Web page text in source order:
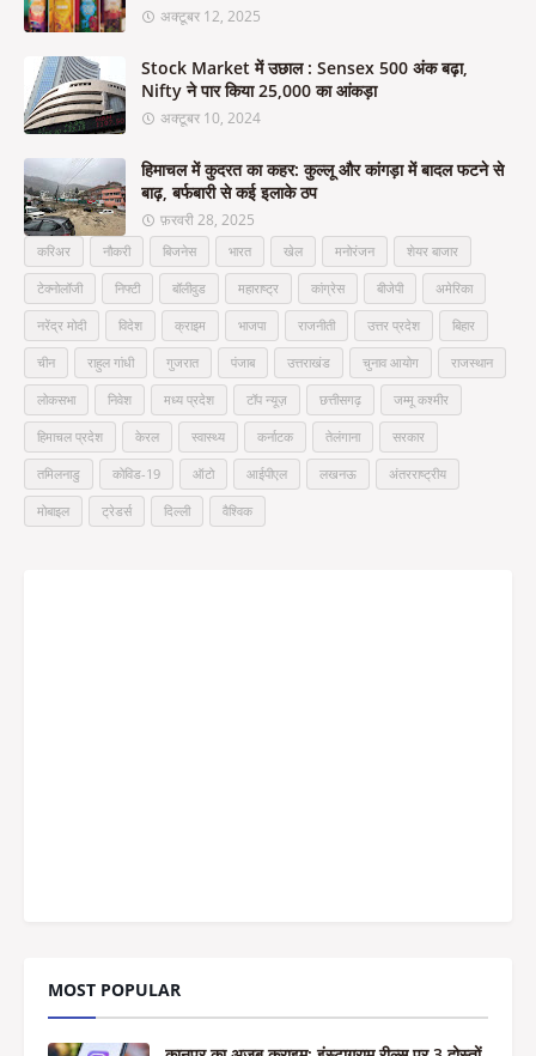
अक्टूबर 12, 2025
Stock Market में उछाल : Sensex 500 अंक बढ़ा,
Nifty ने पार किया 25,000 का आंकड़ा
अक्टूबर 10, 2024
हिमाचल में कुदरत का कहर: कुल्लू और कांगड़ा में बादल फटने से
बाढ़, बर्फबारी से कई इलाके ठप
फ़रवरी 28, 2025
करिअर नौकरी बिजनेस भारत खेल मनोरंजन शेयर बाजार
टेक्नोलॉजी निफ्टी बॉलीवुड महाराष्ट्र कांग्रेस बीजेपी अमेरिका
नरेंद्र मोदी विदेश क्राइम भाजपा राजनीती उत्तर प्रदेश बिहार
चीन राहुल गांधी गुजरात पंजाब उत्तराखंड चुनाव आयोग राजस्थान
लोकसभा निवेश मध्य प्रदेश टॉप न्यूज़ छत्तीसगढ़ जम्मू कश्मीर
हिमाचल प्रदेश केरल स्वास्थ्य कर्नाटक तेलंगाना सरकार
तमिलनाडु कोविड-19 ऑटो आईपीएल लखनऊ अंतरराष्ट्रीय
मोबाइल ट्रेडर्स दिल्ली वैश्विक
MOST POPULAR